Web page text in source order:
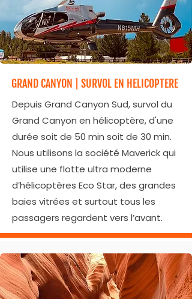
GRAND CANYON | SURVOL EN HELICOPTERE
Depuis Grand Canyon Sud, survol du
Grand Canyon en hélicoptère, d'une
durée soit de 50 min soit de 30 min.
Nous utilisons la société Maverick qui
utilise une flotte ultra moderne
d’hélicoptères Eco Star, des grandes
baies vitrées et surtout tous les
passagers regardent vers l’avant.​